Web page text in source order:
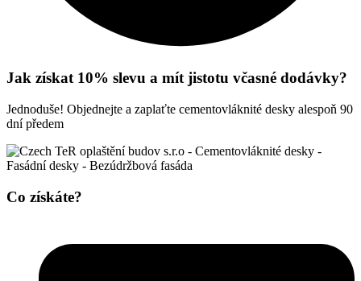
Jak získat 10% slevu a mít jistotu včasné dodávky?
Jednoduše! Objednejte a zaplaťte cementovláknité desky alespoň 90
dní předem
Co získáte?